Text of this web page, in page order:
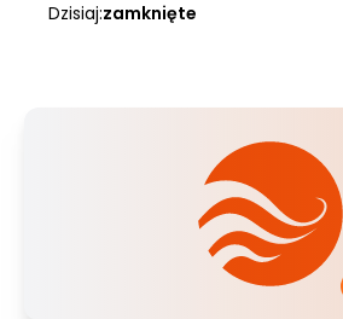
Dzisiaj:zamknięte